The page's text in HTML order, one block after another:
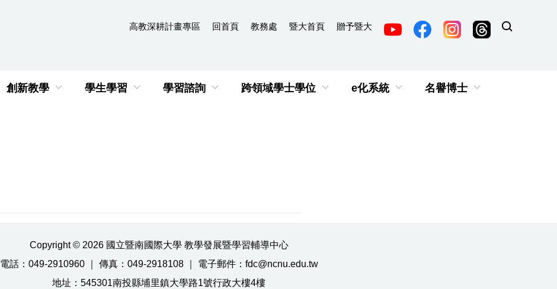
高教深耕計畫專區 回首頁 教務處 暨大首頁 贈予暨大
創新教學 學生學習 學習諮詢 跨領域學士學位 e化系統 名譽博士
Copyright © 2026 國立暨南國際大學 教學發展暨學習輔導中心
電話：049-2910960 ｜ 傳真：049-2918108 ｜ 電子郵件：fdc@ncnu.edu.tw
地址：545301南投縣埔里鎮大學路1號行政大樓4樓